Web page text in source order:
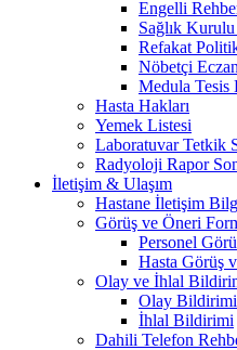
Engelli
Sağlık
Refakat
Nöbetçi
Medula Tesis
Hasta Hakları
Yemek Listesi
Laboratuvar Tetkik
Radyoloji Rapor
İletişim & Ulaşım
Hastane İletişim
Görüş ve Öneri
Personel
Hasta Görüş
Olay ve İhlal
Olay Bildirimi
İhlal Bildirimi
Dahili Telefon